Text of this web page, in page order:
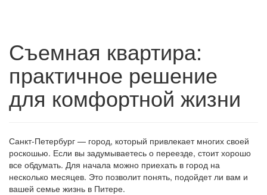
Съемная квартира:
практичное решение
для комфортной жизни
Санкт-Петербург — город, который привлекает многих своей
роскошью. Если вы задумываетесь о переезде, стоит хорошо
все обдумать. Для начала можно приехать в город на
несколько месяцев. Это позволит понять, подойдет ли вам и
вашей семье жизнь в Питере.